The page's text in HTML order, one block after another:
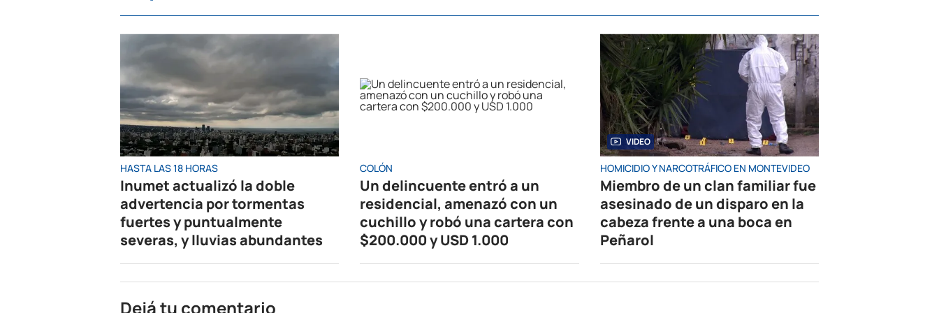
HASTA LAS 18 HORAS
Inumet actualizó la doble
advertencia por tormentas
fuertes y puntualmente
severas, y lluvias abundantes
COLÓN
Un delincuente entró a un
residencial, amenazó con un
cuchillo y robó una cartera con
$200.000 y USD 1.000
VIDEO
HOMICIDIO Y NARCOTRÁFICO EN MONTEVIDEO
Miembro de un clan familiar fue
asesinado de un disparo en la
cabeza frente a una boca en
Peñarol
Dejá tu comentario